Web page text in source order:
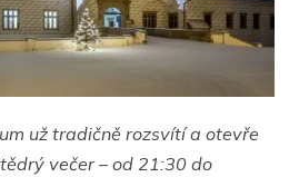
už tradičně rozsvítí a otevře
večer – od 21:30 do